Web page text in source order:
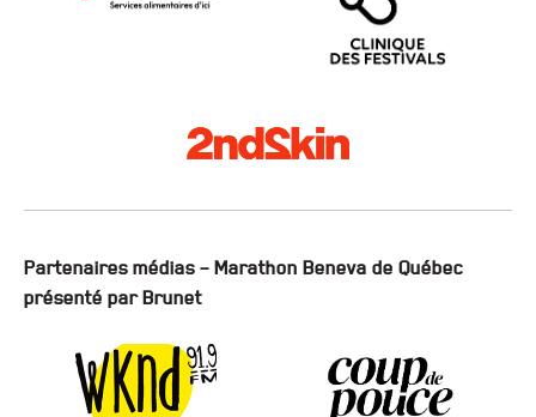
Partenaires médias – Marathon Beneva de Québec
présenté par Brunet